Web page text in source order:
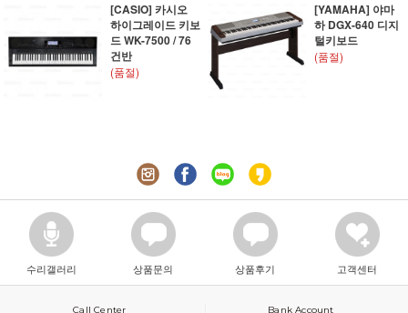
[CASIO] 카시오
하이그레이드 키보
드 WK-7500 / 76
건반
(품절)
[YAMAHA] 야마
하 DGX-640 디지
털키보드
(품절)
수리갤러리 상품문의 상품후기 고객센터
Call Center Bank Account